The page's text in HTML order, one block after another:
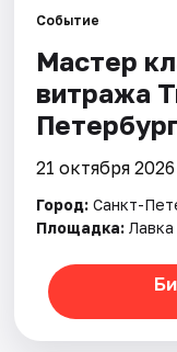
Города
Площадки
Артисты
Рейтинги
Событие
Мастер
витража
21 октября 2026
Город: Санкт-
Площадка: